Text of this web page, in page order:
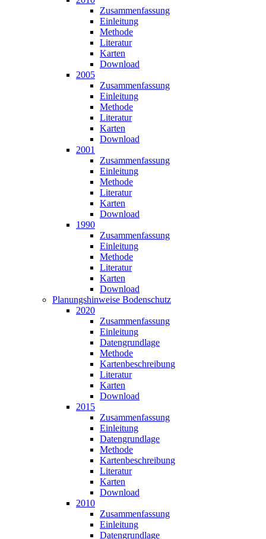
Zusammen­fassung
Einleitung
Methode
Literatur
Karten
Download
2005
Zusammen­fassung
Einleitung
Methode
Literatur
Karten
Download
2001
Zusammen­fassung
Einleitung
Methode
Literatur
Karten
Download
1990
Zusammen­fassung
Einleitung
Methode
Literatur
Karten
Download
Planungshin­weise Bodenschutz
2020
Zusammen­fassung
Einleitung
Datengrundlage
Methode
Karten­beschreibung
Literatur
Karten
Download
2015
Zusammen­fassung
Einleitung
Datengrundlage
Methode
Karten­beschreibung
Literatur
Karten
Download
2010
Zusammen­fassung
Einleitung
Datengrundlage